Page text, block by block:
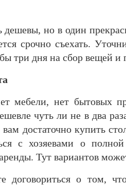
дешевы, но в один
срочно съехать.
три дня на сбор вещей и
мебели, нет бытовых
чуть ли не в два
достаточно купить
с хозяевами о
Тут вариантов
договориться о том,